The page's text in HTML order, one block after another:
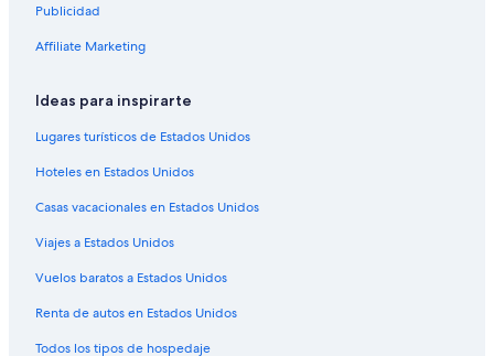
Hoteles todo incluido en Aurora
Hoteles de ski en Aurora
Publicidad
Affiliate Marketing
Ideas para inspirarte
Lugares turísticos de Estados Unidos
Hoteles en Estados Unidos
Casas vacacionales en Estados Unidos
Viajes a Estados Unidos
Vuelos baratos a Estados Unidos
Renta de autos en Estados Unidos
Todos los tipos de hospedaje